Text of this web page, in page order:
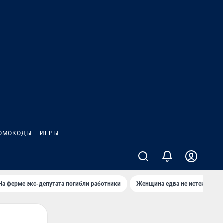
ИГРЫ
ферме экс-депутата погибли работники Женщина едва не истекла